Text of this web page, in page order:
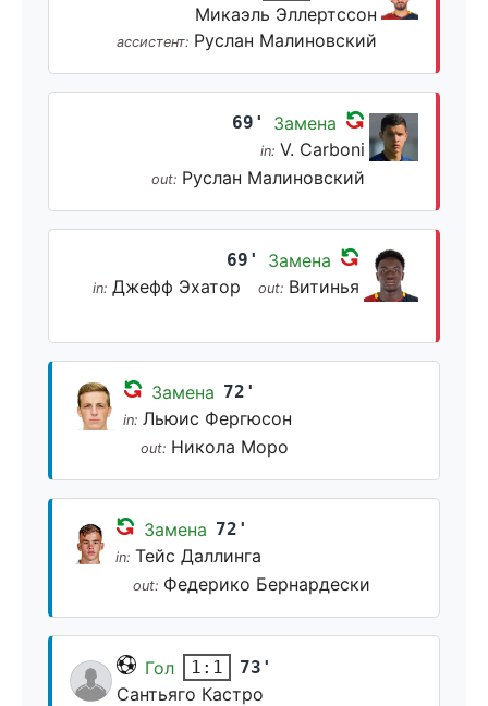
Микаэль Эллертссон
ассистент: Руслан Малиновский
69' Замена
in: V. Carboni
out: Руслан Малиновский
69' Замена
in: Джефф Эхатор out: Витинья
Замена 72'
in: Льюис Фергюсон
out: Никола Моро
Замена 72'
in: Тейс Даллинга
out: Федерико Бернардески
Гол 1:1 73'
Сантьяго Кастро